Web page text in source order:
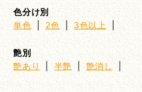
色分け別
単色
2色 3色以上
艶別
艶あり
半艶 艶消し